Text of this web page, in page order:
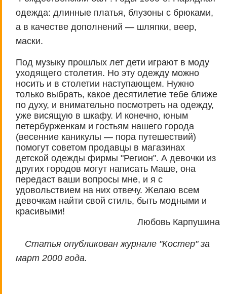
одежда: длинные платья, блузоны с брюками,
а в качестве дополнений — шляпки, веер,
маски.
Под музыку прошлых лет дети играют в моду
уходящего столетия. Но эту одежду можно
носить и в столетии наступающем. Нужно
только выбрать, какое десятилетие тебе ближе
по духу, и внимательно посмотреть на одежду,
уже висящую в шкафу. И конечно, юным
петербурженкам и гостьям нашего города
(весенние каникулы — пора путешествий)
помогут советом продавцы в магазинах
детской одежды фирмы "Регион". А девочки из
других городов могут написать Маше, она
передаст ваши вопросы мне, и я с
удовольствием на них отвечу. Желаю всем
девочкам найти свой стиль, быть модными и
красивыми!
Любовь Карпушина
Статья опубликован журнале "Костер" за
март 2000 года.